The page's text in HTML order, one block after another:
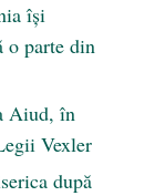
își
o parte din
Aiud, în
Vexler
după